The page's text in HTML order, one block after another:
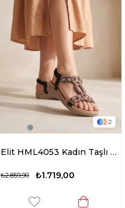
2
Elit HML4053 Kadın Taşlı Düz Sandalet Siyah
₺1.719,00
₺2.859,90